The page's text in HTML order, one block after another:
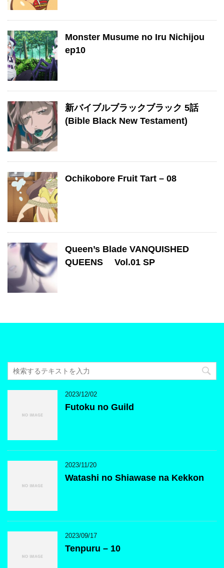
Monster Musume no Iru Nichijou
ep10
新バイブルブラックブラック 5話
(Bible Black New Testament)
Ochikobore Fruit Tart – 08
Queen’s Blade VANQUISHED
QUEENS Vol.01 SP
2023/12/02
Futoku no Guild
2023/11/20
Watashi no Shiawase na Kekkon
2023/09/17
Tenpuru – 10